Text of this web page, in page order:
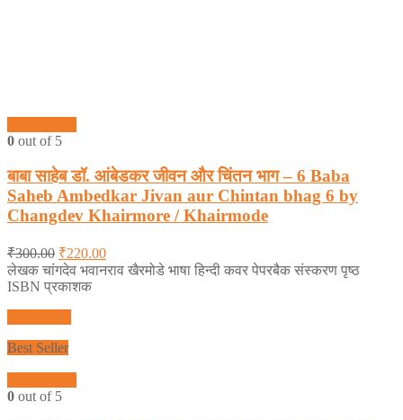
0 out of 5
बाबा साहेब डॉ. आंबेडकर जीवन और चिंतन भाग – 6 Baba
Saheb Ambedkar Jivan aur Chintan bhag 6 by
Changdev Khairmore / Khairmode
₹300.00 ₹220.00
लेखक चांगदेव भवानराव खैरमोडे भाषा हिन्दी कवर पेपरबैक संस्करण पृष्ठ
ISBN प्रकाशक
Best Seller
0 out of 5